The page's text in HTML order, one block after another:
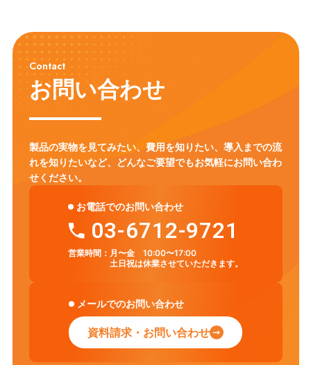
Contact
お問い合わせ
製品の実物を見てみたい、費用を知りたい、導入までの流
れを知りたいなど、
どんなご要望でもお気軽にお問い合わ
せください。
お電話でのお問い合わせ
03-6712-9721
営業時間： 月〜金 10:00〜17:00
土日祝は休業させていただきます。
メールでのお問い合わせ
資料請求・お問い合わせ